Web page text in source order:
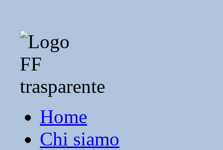
Home
Chi siamo